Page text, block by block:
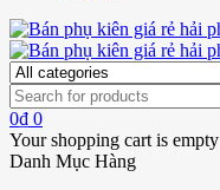
0₫ 0
Your shopping cart is empty
Danh Mục Hàng